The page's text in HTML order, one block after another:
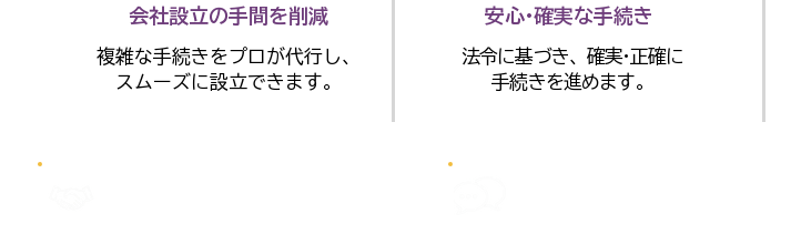
会社設立の手間を削減
複雑な手続きをプロが代行し、
スムーズに設立できます。
安心·確実な手続き
法令に基づき、確実·正確に
手続きを進めます。